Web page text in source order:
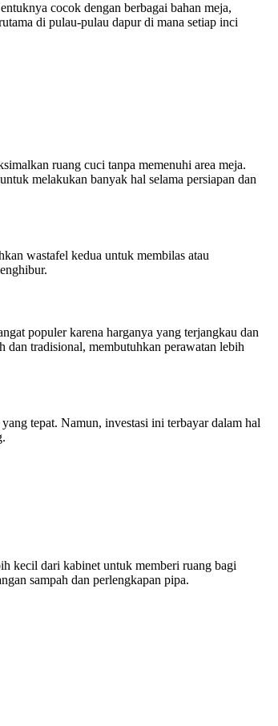
cocok dengan berbagai bahan meja,
di pulau-pulau dapur di mana setiap inci
ruang cuci tanpa memenuhi area meja.
melakukan banyak hal selama persiapan dan
wastafel kedua untuk membilas atau
populer karena harganya yang terjangkau dan
dan tradisional, membutuhkan perawatan lebih
tepat. Namun, investasi ini terbayar dalam hal
kecil dari kabinet untuk memberi ruang bagi
sampah dan perlengkapan pipa.